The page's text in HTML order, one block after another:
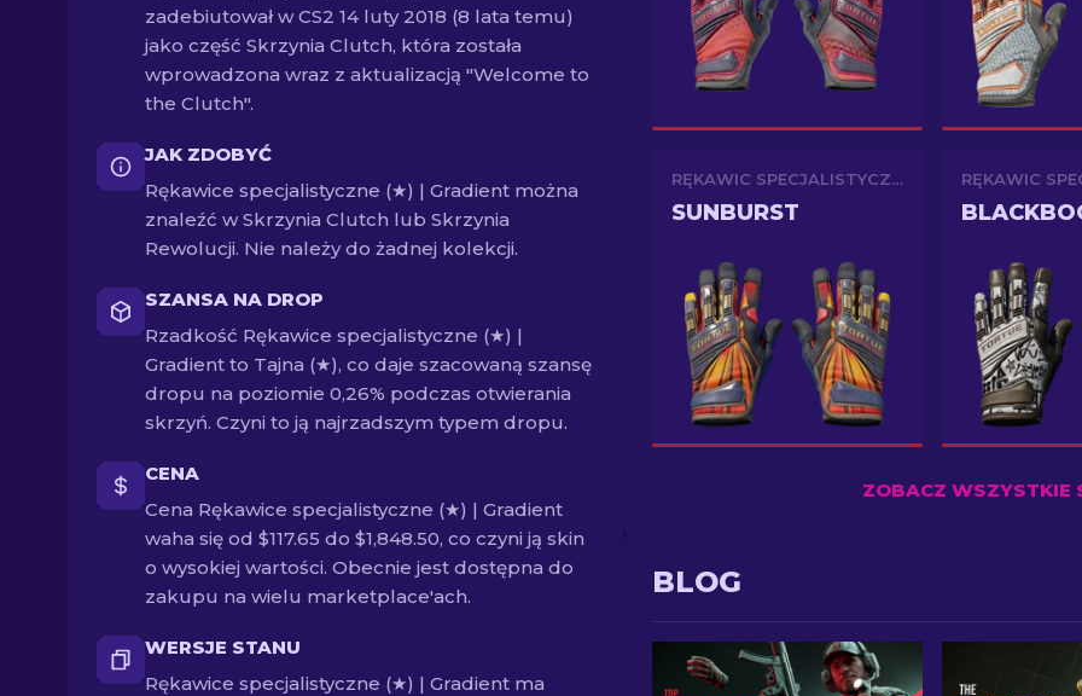
zadebiutował w CS2 14 luty 2018 (8 lata temu)
jako część Skrzynia Clutch, która została
wprowadzona wraz z aktualizacją "Welcome to
the Clutch".
JAK ZDOBYĆ
Rękawice specjalistyczne (★) | Gradient można
znaleźć w Skrzynia Clutch lub Skrzynia
Rewolucji. Nie należy do żadnej kolekcji.
SZANSA NA DROP
Rzadkość Rękawice specjalistyczne (★) |
Gradient to Tajna (★), co daje szacowaną szansę
dropu na poziomie 0,26% podczas otwierania
skrzyń. Czyni to ją najrzadszym typem dropu.
CENA
Cena Rękawice specjalistyczne (★) | Gradient
waha się od $117.65 do $1,848.50, co czyni ją skin
o wysokiej wartości. Obecnie jest dostępna do
zakupu na wielu marketplace'ach.
WERSJE STANU
Rękawice specjalistyczne (★) | Gradient ma
RĘKAWIC SPECJALISTYCZNYCH
SUNBURST
ZOBACZ WSZYSTKIE
BLOG